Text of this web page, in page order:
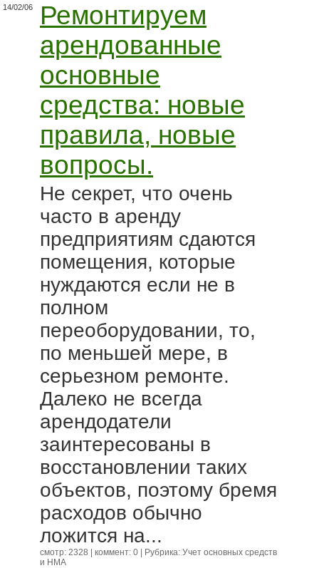
14/02/06
Ремонтируем
арендованные
основные
средства: новые
правила, новые
вопросы.
Не секрет, что очень
часто в аренду
предприятиям сдаются
помещения, которые
нуждаются если не в
полном
переоборудовании, то,
по меньшей мере, в
серьезном ремонте.
Далеко не всегда
арендодатели
заинтересованы в
восстановлении таких
объектов, поэтому бремя
расходов обычно
ложится на...
смотр: 2328 | коммент: 0 | Рубрика: Учет основных средств
и НМА